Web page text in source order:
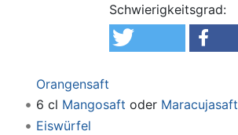
Schwierigkeitsgrad:
Orangensaft
6 cl Mangosaft oder Maracujasaft
Eiswürfel